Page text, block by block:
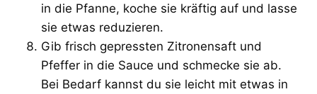
in die Pfanne, koche sie kräftig auf und lasse
sie etwas reduzieren.
Gib frisch gepressten Zitronensaft und
Pfeffer in die Sauce und schmecke sie ab.
Bei Bedarf kannst du sie leicht mit etwas in